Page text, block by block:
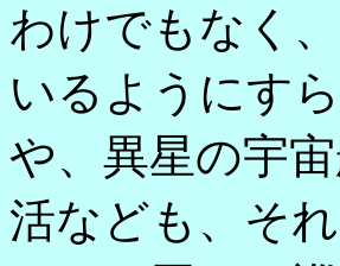
わけでもなく
いるようにす
や、異星の宇
活なども、そ